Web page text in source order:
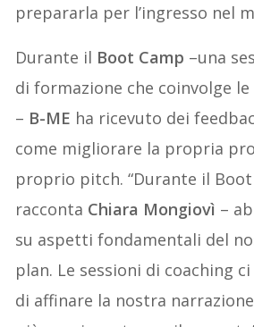
prepararla per l’ingresso nel
Durante il Boot Camp –una
di formazione che coinvolge
– B-ME ha ricevuto dei
come migliorare la propria
proprio pitch. “Durante il Boot
racconta Chiara Mongiovì –
su aspetti fondamentali del
plan. Le sessioni di coaching
di affinare la nostra